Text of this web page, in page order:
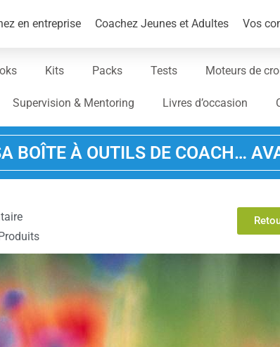
en entreprise Coachez Jeunes et Adultes Vos
Kits Packs Tests Moteurs de
Supervision & Mentoring Livres d’occasion
BOÎTE À OUTILS DE COACH…
Produits